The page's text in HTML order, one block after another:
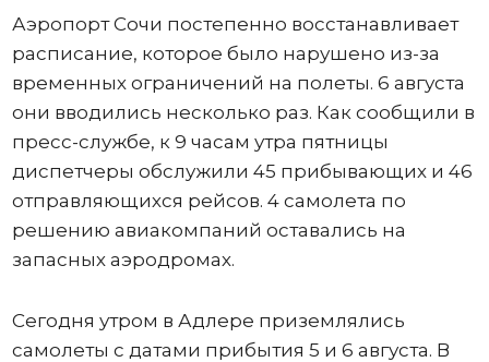
Аэропорт Сочи постепенно восстанавливает
расписание, которое было нарушено из-за
временных ограничений на полеты. 6 августа
они вводились несколько раз. Как сообщили в
пресс-службе, к 9 часам утра пятницы
диспетчеры обслужили 45 прибывающих и 46
отправляющихся рейсов. 4 самолета по
решению авиакомпаний оставались на
запасных аэродромах.
Сегодня утром в Адлере приземлялись
самолеты с датами прибытия 5 и 6 августа. В